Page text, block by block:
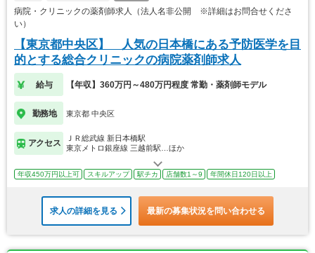
病院・クリニックの薬剤師求人（法人名非公開 ※詳細はお問合せくださ
い）
【東京都中央区】 人気の日本橋にある予防医学を目
的とする総合クリニックの病院薬剤師求人
給与 【年収】360万円～480万円程度 常勤・薬剤師モデル
勤務地 東京都 中央区
アクセス
ＪＲ総武線 新日本橋駅
東京メトロ銀座線 三越前駅…ほか
年収450万円以上可 スキルアップ 駅チカ 店舗数1～9 年間休日120日以上
求人の詳細を見る 最新の募集状況を問い合わせる